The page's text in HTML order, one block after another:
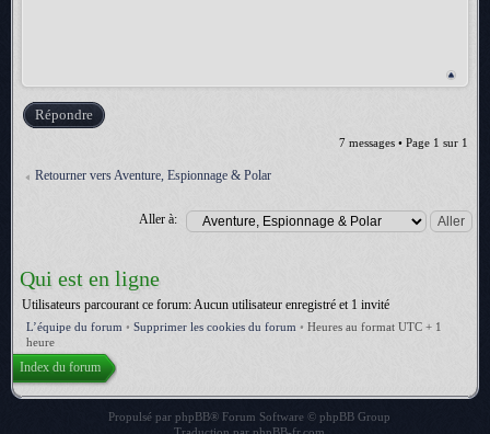
Répondre
7 messages • Page 1 sur 1
Retourner vers Aventure, Espionnage & Polar
Aller à:
Qui est en ligne
Utilisateurs parcourant ce forum: Aucun utilisateur enregistré et 1 invité
L’équipe du forum • Supprimer les cookies du forum • Heures au format UTC + 1
heure
Index du forum
Propulsé par phpBB® Forum Software © phpBB Group
Traduction par phpBB-fr.com